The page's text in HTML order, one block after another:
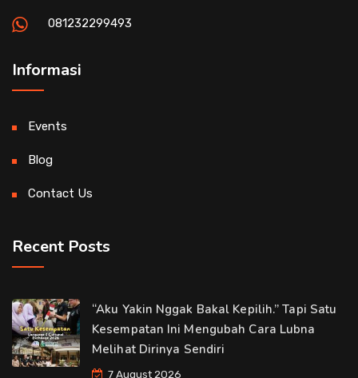
081232299493
Informasi
Events
Blog
Contact Us
Recent Posts
“Aku Yakin Nggak Bakal Kepilih.” Tapi Satu
Kesempatan Ini Mengubah Cara Lubna
Melihat Dirinya Sendiri
7 August 2026